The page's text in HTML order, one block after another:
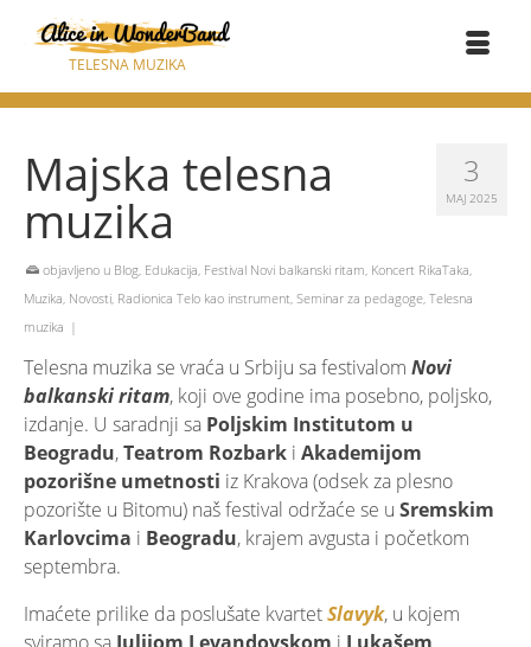
TELESNA MUZIKA
3
МАЈ 2025
Majska telesna
muzika
objavljeno u Blog, Edukacija, Festival Novi balkanski ritam, Koncert RikaTaka,
Muzika, Novosti, Radionica Telo kao instrument, Seminar za pedagoge, Telesna
muzika |
Telesna muzika se vraća u Srbiju sa festivalom Novi
balkanski ritam, koji ove godine ima posebno, poljsko,
izdanje. U saradnji sa Poljskim Institutom u
Beogradu,Teatrom Rozbark i Akademijom
pozorišne umetnosti iz Krakova (odsek za plesno
pozorište u Bitomu) naš festival održaće se u Sremskim
Karlovcima i Beogradu, krajem avgusta i početkom
septembra.
Imaćete prilike da poslušate kvartetSlavyk, u kojem